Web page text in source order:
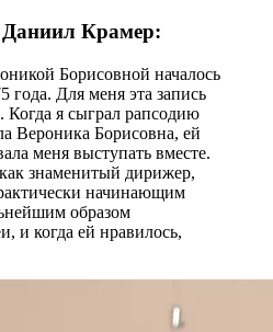
Крамер:
Борисовной началось
года. Для меня эта запись
Когда я сыграл рапсодию
Вероника Борисовна, ей
меня выступать вместе.
знаменитый дирижер,
начинающим
образом
и когда ей нравилось,